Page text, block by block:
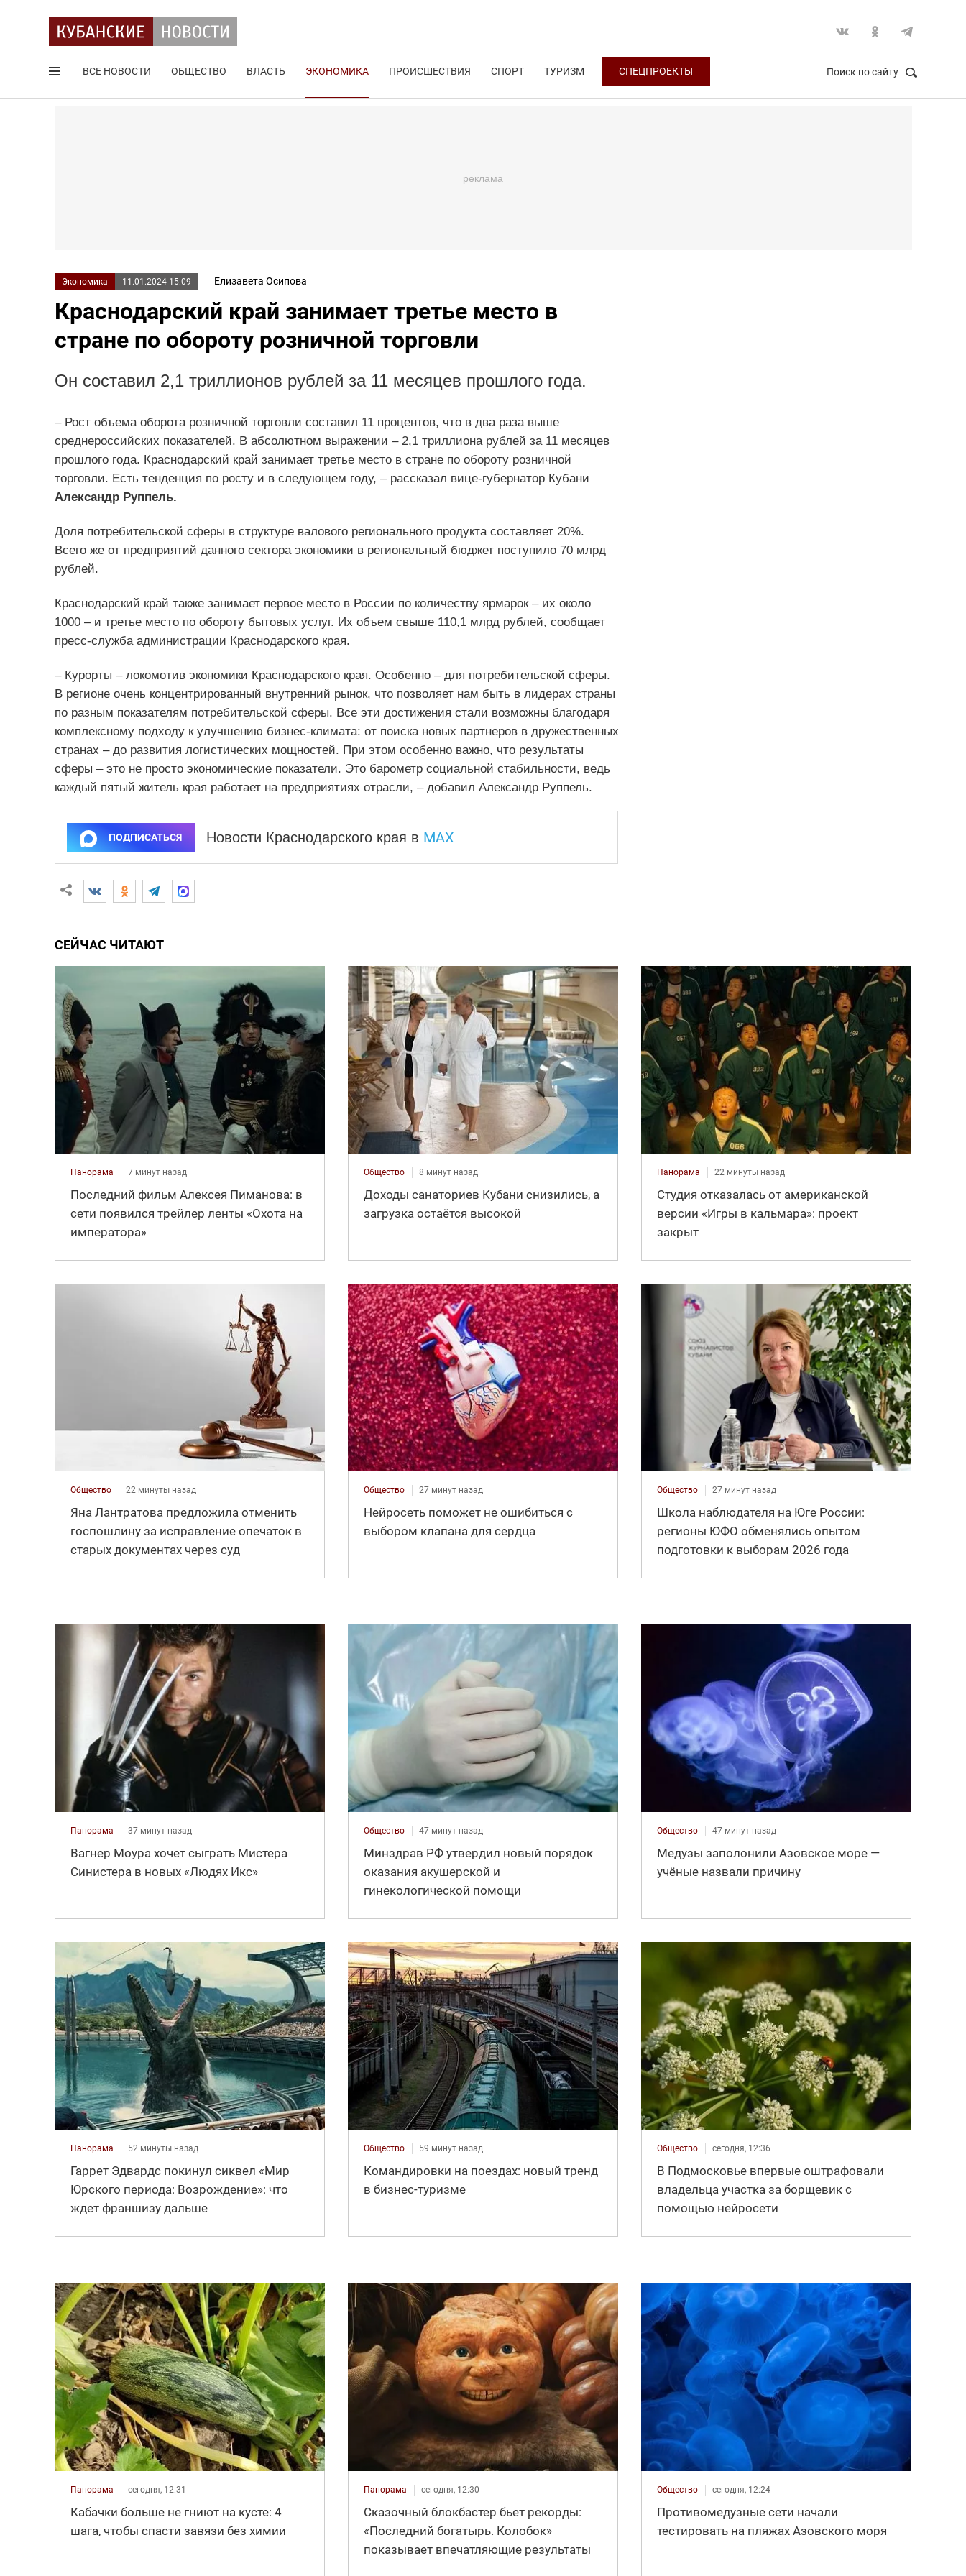
ВСЕ НОВОСТИ ОБЩЕСТВО ВЛАСТЬ ЭКОНОМИКА ПРОИСШЕСТВИЯ СПОРТ ТУРИЗМ СПЕЦПРОЕКТЫ Поиск по сайту
Экономика 11.01.2024 15:09 Елизавета Осипова
Краснодарский край занимает третье место в
стране по обороту розничной торговли
Он составил 2,1 триллионов рублей за 11 месяцев прошлого года.
– Рост объема оборота розничной торговли составил 11 процентов, что в два раза выше
среднероссийских показателей. В абсолютном выражении – 2,1 триллиона рублей за 11 месяцев
прошлого года. Краснодарский край занимает третье место в стране по обороту розничной
торговли. Есть тенденция по росту и в следующем году, – рассказал вице-губернатор Кубани
Александр Руппель.
Доля потребительской сферы в структуре валового регионального продукта составляет 20%.
Всего же от предприятий данного сектора экономики в региональный бюджет поступило 70 млрд
рублей.
Краснодарский край также занимает первое место в России по количеству ярмарок – их около
1000 – и третье место по обороту бытовых услуг. Их объем свыше 110,1 млрд рублей, сообщает
пресс-служба администрации Краснодарского края.
– Курорты – локомотив экономики Краснодарского края. Особенно – для потребительской сферы.
В регионе очень концентрированный внутренний рынок, что позволяет нам быть в лидерах страны
по разным показателям потребительской сферы. Все эти достижения стали возможны благодаря
комплексному подходу к улучшению бизнес-климата: от поиска новых партнеров в дружественных
странах – до развития логистических мощностей. При этом особенно важно, что результаты
сферы – это не просто экономические показатели. Это барометр социальной стабильности, ведь
каждый пятый житель края работает на предприятиях отрасли, – добавил Александр Руппель.
ПОДПИСАТЬСЯ Новости Краснодарского края в MAX
СЕЙЧАС ЧИТАЮТ
Панорама 7 минут назад
Последний фильм Алексея Пиманова: в
сети появился трейлер ленты «Охота на
императора»
Общество 8 минут назад
Доходы санаториев Кубани снизились, а
загрузка остаётся высокой
Панорама 22 минуты назад
Студия отказалась от американской
версии «Игры в кальмара»: проект
закрыт
Общество 22 минуты назад
Яна Лантратова предложила отменить
госпошлину за исправление опечаток в
старых документах через суд
Общество 27 минут назад
Нейросеть поможет не ошибиться с
выбором клапана для сердца
Общество 27 минут назад
Школа наблюдателя на Юге России:
регионы ЮФО обменялись опытом
подготовки к выборам 2026 года
Панорама 37 минут назад
Вагнер Моура хочет сыграть Мистера
Синистера в новых «Людях Икс»
Общество 47 минут назад
Минздрав РФ утвердил новый порядок
оказания акушерской и
гинекологической помощи
Общество 47 минут назад
Медузы заполонили Азовское море —
учёные назвали причину
Панорама 52 минуты назад
Гаррет Эдвардс покинул сиквел «Мир
Юрского периода: Возрождение»: что
ждет франшизу дальше
Общество 59 минут назад
Командировки на поездах: новый тренд
в бизнес-туризме
Общество сегодня, 12:36
В Подмосковье впервые оштрафовали
владельца участка за борщевик с
помощью нейросети
Панорама сегодня, 12:31
Кабачки больше не гниют на кусте: 4
шага, чтобы спасти завязи без химии
Панорама сегодня, 12:30
Сказочный блокбастер бьет рекорды:
«Последний богатырь. Колобок»
показывает впечатляющие результаты
Общество сегодня, 12:24
Противомедузные сети начали
тестировать на пляжах Азовского моря